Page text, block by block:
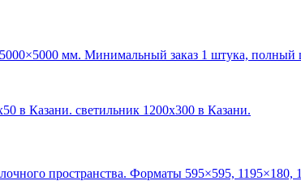
мм. Минимальный заказ 1 штука, полный
в Казани. светильник 1200х300 в Казани.
пространства. Форматы 595×595,